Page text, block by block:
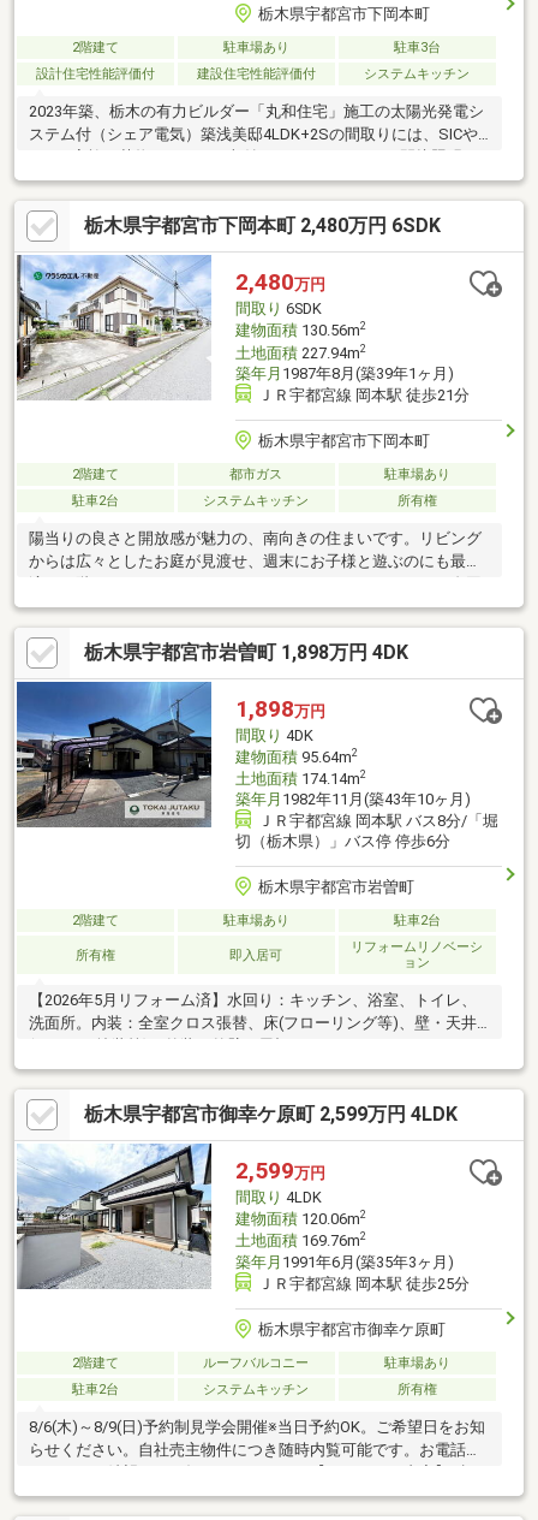
栃木県宇都宮市下岡本町
2階建て 駐車場あり
駐車3台
設計住宅性能評価付
建設住宅性能評価付 システムキッチン
2023年築、栃木の有力ビルダー「丸和住宅」施工の太陽光発電シ
ステム付（シェア電気）築浅美邸4LDK+2Sの間取りには、SICや
取り入れた洗練された空間ＴＯＴＯが展開する最高級グレードの
システムキッチン「ザ・クラッソ」を採用！食洗機などの最新設
備も充実。駐車場はゆったり3台可！ローソン歩1分、業務スーパ
ー歩7分と、忙しい共働き世帯に嬉しいタイパ最高の好立地岡本西
小まで歩10分と通学も安心■リフォーム24年8月キッチン交換、1
階・階段のクロス張替・脱衣所の収納新設、玄関エコカラット設
置25年2月外構工事
栃木県宇都宮市下岡本町 2,480万円 6SDK
2,480万円
間取り 6SDK
建物面積130.56m2
土地面積227.94m2
築年月 1987年8月(築39年1ヶ月)
ＪＲ宇都宮線 岡本駅 徒歩21分
栃木県宇都宮市下岡本町
2階建て 都市ガス
駐車場あり
駐車2台
システムキッチン 所有権
陽当りの良さと開放感が魅力の、南向きの住まいです。リビング
からは広々としたお庭が見渡せ、週末にお子様と遊ぶのにも最
や家族全員の洗濯物もカラッと気持ちよく乾きます。周辺は交通
量が少なめで、整備された歩道が続く閑静な住宅街。小学校も近
く、小さなお子様の通学も安心です。さらに、毎日のお買い物に
便利なスーパーへも歩いて１０分以内で行けるなど、生活のしや
すさが詰まった立地です。お部屋に一歩入れば、心地よい光と風
が通り抜ける快適さを実感いただけます。※リフォーム2000年：
階段・２階カーペット敷き→フローリング、トイレ交換
栃木県宇都宮市岩曽町 1,898万円 4DK
1,898万円
間取り 4DK
建物面積95.64m2
土地面積174.14m2
築年月 1982年11月(築43年10ヶ月)
ＪＲ宇都宮線 岡本駅 バス8分/「堀
切（栃木県）」バス停 停歩6分
栃木県宇都宮市岩曽町
2階建て 駐車場あり 駐車2台
所有権 即入居可
リフォームリノベーシ
ョン
【2026年5月リフォーム済】水回り：キッチン、浴室、トイレ、
洗面所。内装：全室クロス張替、床(フローリング等)、壁・天井
栃木県宇都宮市御幸ケ原町 2,599万円 4LDK
2,599万円
間取り 4LDK
建物面積120.06m2
土地面積169.76m2
築年月 1991年6月(築35年3ヶ月)
ＪＲ宇都宮線 岡本駅 徒歩25分
栃木県宇都宮市御幸ケ原町
2階建て ルーフバルコニー
駐車場あり
駐車2台
システムキッチン 所有権
8/6(木)～8/9(日)予約制見学会開催※当日予約OK。ご希望日をお知
らせください。自社売主物件につき随時内覧可能です。お電話か
準シロアリ防除工事、クリーニング、鍵交換、雨漏り点検、設備